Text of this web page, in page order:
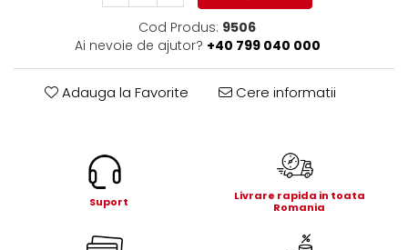
hidraulice
Cod Produs: 9506
Ai nevoie de ajutor? +40 799 040 000
Adauga la Favorite Cere informatii
Suport
Livrare rapida in toata
Romania